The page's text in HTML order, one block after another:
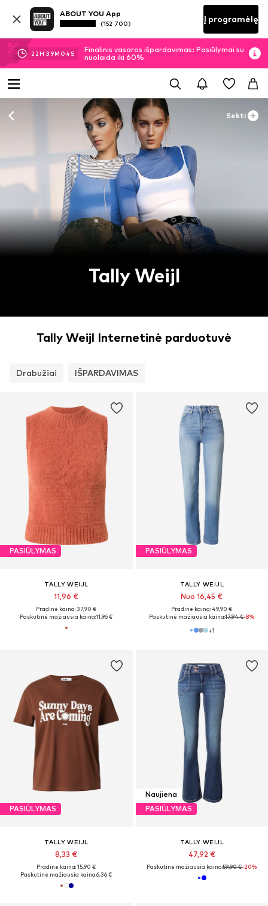
ABOUT YOU App
(152 700) Į programėlę
22H 39M 01 S
Finalinis vasaros išpardavimas: Pasiūlymai su
nuolaida iki 60%
Sekti
Tally Weijl
Tally Weijl Internetinė parduotuvė
Drabužiai IŠPARDAVIMAS
PASIŪLYMAS
TALLY WEIJL
11,96 €
Pradinė kaina: 37,90 €
Paskutinė mažiausia kaina:11,96 €
PASIŪLYMAS
TALLY WEIJL
Nuo 16,45 €
Pradinė kaina: 49,90 €
Paskutinė mažiausia kaina:17,94 €-8%
+1
PASIŪLYMAS
TALLY WEIJL
8,33 €
Pradinė kaina: 15,90 €
Paskutinė mažiausia kaina:6,36 €
Naujiena
PASIŪLYMAS
TALLY WEIJL
47,92 €
Paskutinė mažiausia kaina:59,90 €-20%